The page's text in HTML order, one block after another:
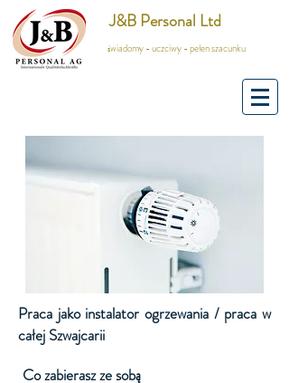
J&B Personal Ltd
świadomy - uczciwy - pełen szacunku
Praca jako instalator ogrzewania / praca w
całej Szwajcarii
Co zabierasz ze sobą